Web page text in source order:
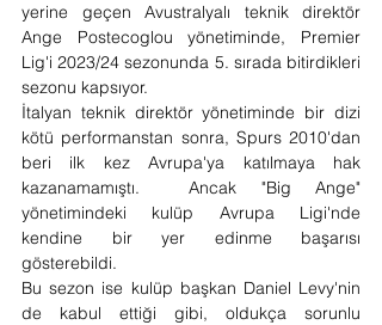
yerine geçen Avustralyalı teknik direktör
Ange Postecoglou yönetiminde, Premier
Lig'i 2023/24 sezonunda 5. sırada bitirdikleri
sezonu kapsıyor.
İtalyan teknik direktör yönetiminde bir dizi
kötü performanstan sonra, Spurs 2010'dan
beri ilk kez Avrupa'ya katılmaya hak
kazanamamıştı.  Ancak "Big Ange"
yönetimindeki kulüp Avrupa Ligi'nde
kendine bir yer edinme başarısı
gösterebildi.
Bu sezon ise kulüp başkan Daniel Levy'nin
de kabul ettiği gibi, oldukça sorunlu